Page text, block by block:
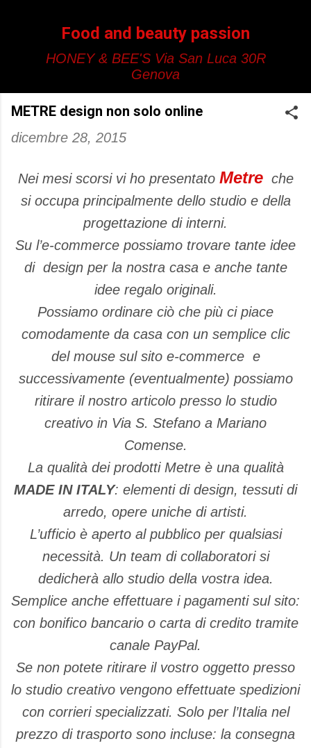
Food and beauty passion
HONEY & BEE'S Via San Luca 30R
Genova
METRE design non solo online
dicembre 28, 2015
Nei mesi scorsi vi ho presentato Metre che
si occupa principalmente dello studio e della
progettazione di interni.
Su l’e-commerce possiamo trovare tante idee
di design per la nostra casa e anche tante
idee regalo originali.
Possiamo ordinare ciò che più ci piace
comodamente da casa con un semplice clic
del mouse sul sito e-commerce e
successivamente (eventualmente) possiamo
ritirare il nostro articolo presso lo studio
creativo in Via S. Stefano a Mariano
Comense.
La qualità dei prodotti Metre è una qualità
MADE IN ITALY: elementi di design, tessuti di
arredo, opere uniche di artisti.
L’ufficio è aperto al pubblico per qualsiasi
necessità. Un team di collaboratori si
dedicherà allo studio della vostra idea.
Semplice anche effettuare i pagamenti sul sito:
con bonifico bancario o carta di credito tramite
canale PayPal.
Se non potete ritirare il vostro oggetto presso
lo studio creativo vengono effettuate spedizioni
con corrieri specializzati. Solo per l’Italia nel
prezzo di trasporto sono incluse: la consegna